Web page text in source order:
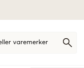
varemerker